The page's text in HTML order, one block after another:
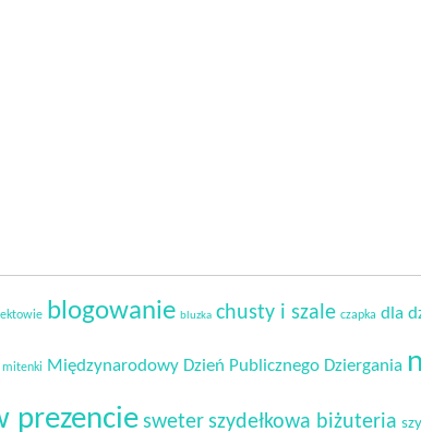
blogowanie bluzka chusty i szale czapka dla
mitenki Międzynarodowy Dzień Publicznego Dziergania
prezencie sweter szydełkowa biżuteria